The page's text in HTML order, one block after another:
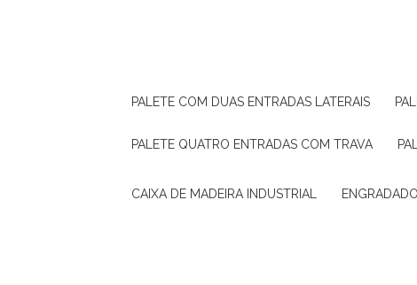
PALETE COM DUAS ENTRADAS LATERAIS
PALETE QUATRO ENTRADAS COM TRAVA
CAIXA DE MADEIRA INDUSTRIAL